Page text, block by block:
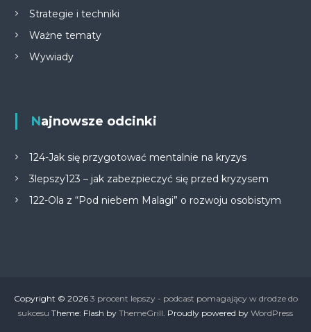
Strategie i techniki
Ważne tematy
Wywiady
Najnowsze odcinki
124-Jak się przygotować mentalnie na kryzys
3lepszy123 – jak zabezpieczyć się przed kryzysem
122-Ola z “Pod niebem Malagi” o rozwoju osobistym
Copyright © 2026 3 procent lepszy - podcast pomagający w drodze do
sukcesu Theme: Flash by ThemeGrill. Proudly powered by WordPress